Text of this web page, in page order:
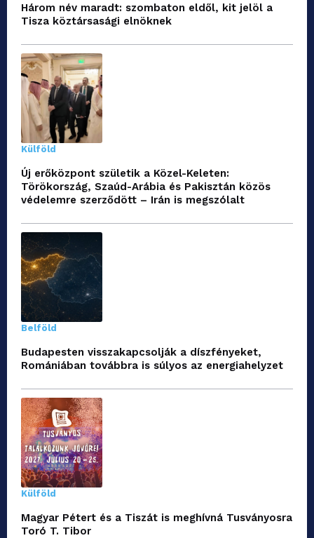
Három név maradt: szombaton eldől, kit jelöl a
Tisza köztársasági elnöknek
Külföld
Új erőközpont születik a Közel-Keleten:
Törökország, Szaúd-Arábia és Pakisztán közös
védelemre szerződött – Irán is megszólalt
Belföld
Budapesten visszakapcsolják a díszfényeket,
Romániában továbbra is súlyos az energiahelyzet
Külföld
Magyar Pétert és a Tiszát is meghívná Tusványosra
Toró T. Tibor